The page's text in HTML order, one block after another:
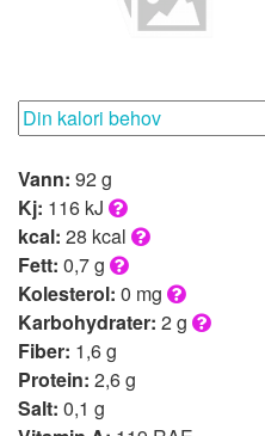
Vann: 92 g
Kj: 116 kJ
kcal: 28 kcal
Fett: 0,7 g
Kolesterol: 0 mg
Karbohydrater: 2 g
Fiber: 1,6 g
Protein: 2,6 g
Salt: 0,1 g